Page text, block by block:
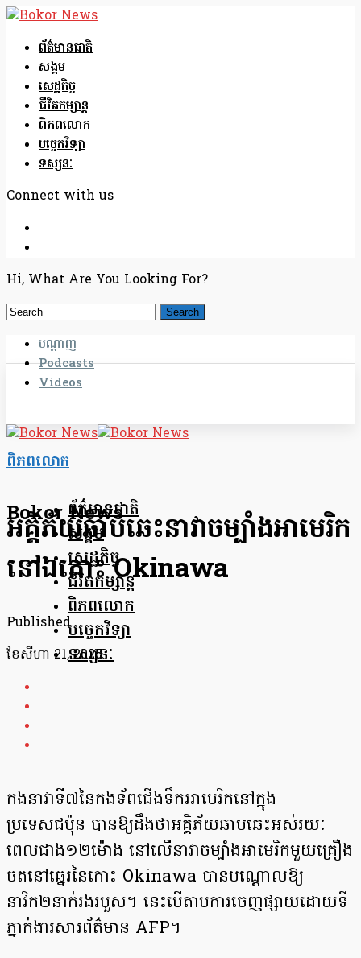
ព័ត៌មានជាតិ
សង្គម
សេដ្ឋកិច្ច
ជីវិតកម្សាន្ត
ពិភពលោក
បច្ចេកវិទ្យា
ទស្សនៈ
Connect with us
Hi, What Are You Looking For?
បណ្តាញ
Podcasts
Videos
Bokor News
ព័ត៌មានជាតិ
សង្គម
សេដ្ឋកិច្ច
ជីវិតកម្សាន្ត
ពិភពលោក
បច្ចេកវិទ្យា
ទស្សនៈ
ពិភពលោក
អគ្គិភ័យឆាបឆេះនាវាចម្បាំងអាមេរិក
នៅឯកោះ Okinawa
Published
ខែ​សីហា 21, 2025
កងនាវាទី៧នៃកងទ័ពជើងទឹកអាមេរិកនៅក្នុង
ប្រទេសជប៉ុន បានឱ្យដឹងថាអគ្គិភ័យឆាបឆេះអស់រយៈ
ពេលជាង១២ម៉ោង នៅលើនាវាចម្បាំងអាមេរិកមួយគ្រឿង
ចតនៅឆ្នេរនៃកោះ Okinawa បានបណ្ដោលឱ្យ
នាវិក២នាក់រងរបួស។ នេះបើតាមការចេញផ្សាយដោយទី
ភ្នាក់ងារសារព័ត៌មាន AFP។